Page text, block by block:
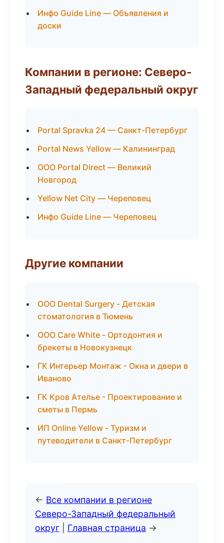
Инфо Guide Line — Объявления и
доски
Компании в регионе: Северо-
Западный федеральный округ
Portal Spravka 24 — Санкт-Петербург
Portal News Yellow — Калининград
ООО Portal Direct — Великий
Новгород
Yellow Net City — Череповец
Инфо Guide Line — Череповец
Другие компании
ООО Dental Surgery - Детская
стоматология в Тюмень
ООО Care White - Ортодонтия и
брекеты в Новокузнецк
ГК Интерьер Монтаж - Окна и двери в
Иваново
ГК Кров Ателье - Проектирование и
сметы в Пермь
ИП Online Yellow - Туризм и
путеводители в Санкт-Петербург
← Все компании в регионе
Северо-Западный федеральный
округ
Главная страница →